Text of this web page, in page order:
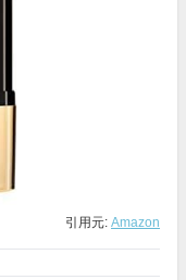
引用元: Amazon